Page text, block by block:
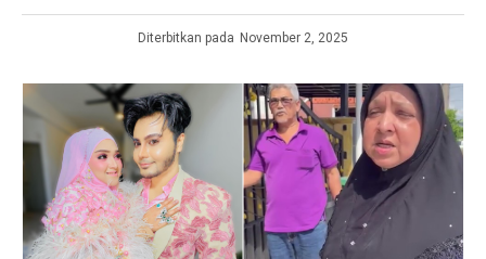
Diterbitkan pada November 2, 2025